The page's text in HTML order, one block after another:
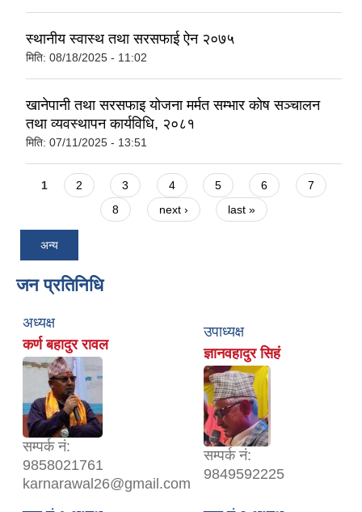
स्थानीय स्वास्थ तथा सरसफाई ऐन २०७५
मिति: 08/18/2025 - 11:02
खानेपानी तथा सरसफाइ योजना मर्मत सम्भार कोष सञ्चालन
तथा व्यवस्थापन कार्यविधि, २०८१
मिति: 07/11/2025 - 13:51
Pages
1 2 3 4 5 6
7
8
next › last »
अन्य
जन प्रतिनिधि
अध्यक्ष
कर्ण बहादुर रावल
सम्पर्क नं:
9858021761
karnarawal26@gmail.com
उपाध्यक्ष
ज्ञानवहादुर सिहं
सम्पर्क नं:
9849592225